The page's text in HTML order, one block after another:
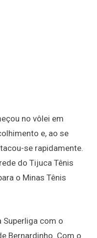
no vôlei em
e, ao se
se rapidamente.
do Tijuca Tênis
o Minas Tênis
Superliga com o
Bernardinho. Com o